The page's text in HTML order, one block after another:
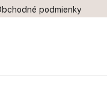
podmienky